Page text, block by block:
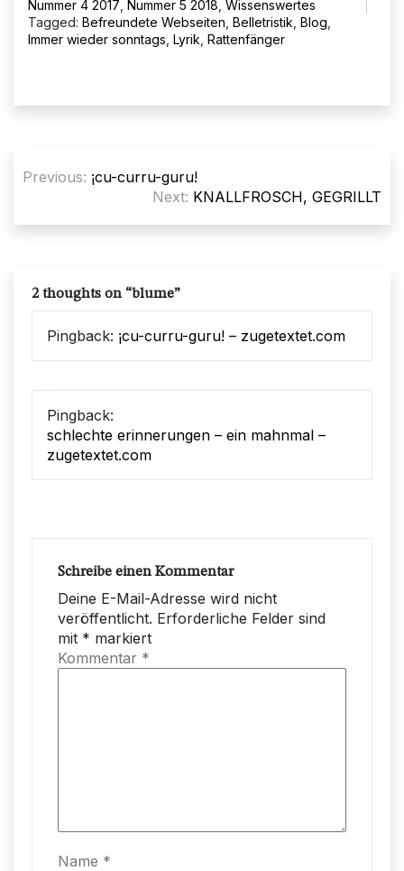
Nummer 4 2017 Nummer 5 2018 Wissenswertes
Tagged: Befreundete Webseiten Belletristik Blog
Immer wieder sonntags Lyrik Rattenfänger
Previous: ¡cu-curru-guru!
Next: KNALLFROSCH, GEGRILLT
2 thoughts on “blume”
Pingback: ¡cu-curru-guru! – zugetextet.com
Pingback:
schlechte erinnerungen – ein mahnmal –
zugetextet.com
Schreibe einen Kommentar
Deine E-Mail-Adresse wird nicht
veröffentlicht. Erforderliche Felder sind
mit * markiert
Kommentar *
Name *